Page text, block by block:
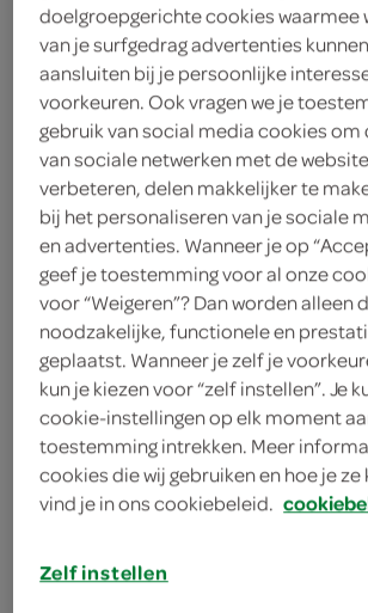
87 Gram
1.09 kies je
Spar croissant
75 Gram
0.89 kies je
Spar roomboter
afgebakken
65 Gram
doelgroepgerichte cookies waarmee
van je surfgedrag advertenties
aansluiten bij je persoonlijke
voorkeuren. Ook vragen we je
gebruik van social media cookies om
van sociale netwerken met de
verbeteren, delen makkelijker te
bij het personaliseren van je sociale
en advertenties. Wanneer je op
geef je toestemming voor al onze
voor “Weigeren”? Dan worden alleen
noodzakelijke, functionele en
geplaatst. Wanneer je zelf je
kun je kiezen voor “zelf instellen”. Je
cookie-instellingen op elk moment
toestemming intrekken. Meer
cookies die wij gebruiken en hoe je ze
vind je in ons cookiebeleid.
Zelf instellen